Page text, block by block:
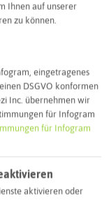
könnt
Ihnen auf unserer
zu können.
eingetragenes
DSGVO konformen
Inc. übernehmen wir
für Infogram
für Infogram
aktivieren oder